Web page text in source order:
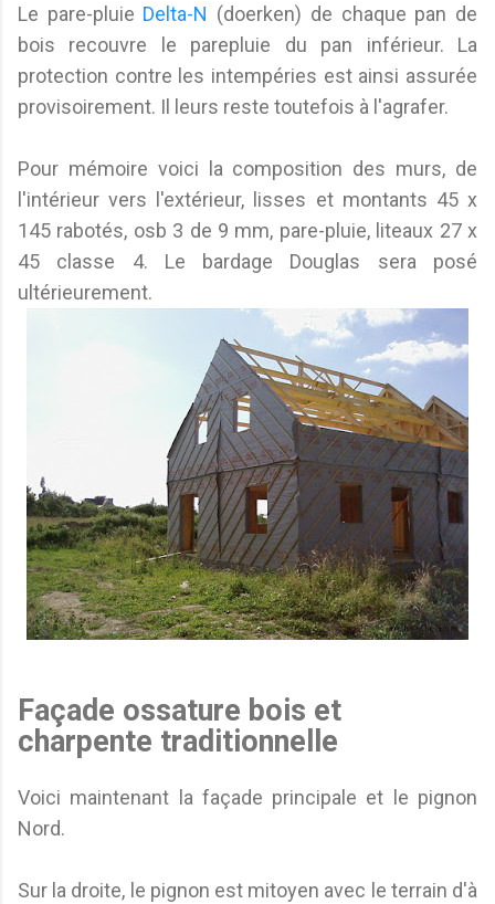
Le pare-pluie Delta-N (doerken) de chaque pan de
bois recouvre le parepluie du pan inférieur. La
protection contre les intempéries est ainsi assurée
provisoirement. Il leurs reste toutefois à l'agrafer.
Pour mémoire voici la composition des murs, de
l'intérieur vers l'extérieur, lisses et montants 45 x
145 rabotés, osb 3 de 9 mm, pare-pluie, liteaux 27 x
45 classe 4. Le bardage Douglas sera posé
ultérieurement.
Façade ossature bois et
charpente traditionnelle
Voici maintenant la façade principale et le pignon
Nord.
Sur la droite, le pignon est mitoyen avec le terrain d'à